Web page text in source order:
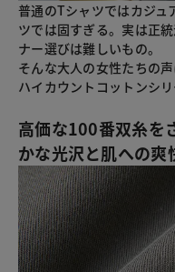
普通のTシャツではカジュ
ツでは固すぎる。実は正
ナー選びは難しいもの。
そんな大人の女性たちの
ハイカウントコットンシリ
高価な100番双糸を
かな光沢と肌への爽